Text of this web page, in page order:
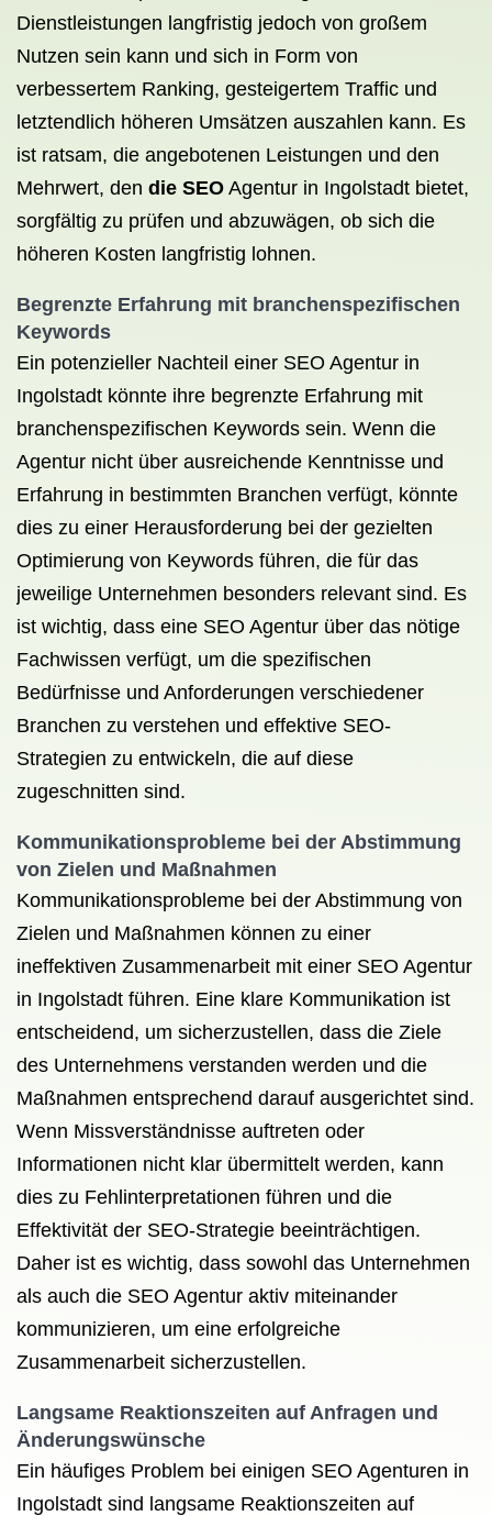
Dienstleistungen langfristig jedoch von großem
Nutzen sein kann und sich in Form von
verbessertem Ranking, gesteigertem Traffic und
letztendlich höheren Umsätzen auszahlen kann. Es
ist ratsam, die angebotenen Leistungen und den
Mehrwert, den die SEO Agentur in Ingolstadt bietet,
sorgfältig zu prüfen und abzuwägen, ob sich die
höheren Kosten langfristig lohnen.
Begrenzte Erfahrung mit branchenspezifischen
Keywords
Ein potenzieller Nachteil einer SEO Agentur in
Ingolstadt könnte ihre begrenzte Erfahrung mit
branchenspezifischen Keywords sein. Wenn die
Agentur nicht über ausreichende Kenntnisse und
Erfahrung in bestimmten Branchen verfügt, könnte
dies zu einer Herausforderung bei der gezielten
Optimierung von Keywords führen, die für das
jeweilige Unternehmen besonders relevant sind. Es
ist wichtig, dass eine SEO Agentur über das nötige
Fachwissen verfügt, um die spezifischen
Bedürfnisse und Anforderungen verschiedener
Branchen zu verstehen und effektive SEO-
Strategien zu entwickeln, die auf diese
zugeschnitten sind.
Kommunikationsprobleme bei der Abstimmung
von Zielen und Maßnahmen
Kommunikationsprobleme bei der Abstimmung von
Zielen und Maßnahmen können zu einer
ineffektiven Zusammenarbeit mit einer SEO Agentur
in Ingolstadt führen. Eine klare Kommunikation ist
entscheidend, um sicherzustellen, dass die Ziele
des Unternehmens verstanden werden und die
Maßnahmen entsprechend darauf ausgerichtet sind.
Wenn Missverständnisse auftreten oder
Informationen nicht klar übermittelt werden, kann
dies zu Fehlinterpretationen führen und die
Effektivität der SEO-Strategie beeinträchtigen.
Daher ist es wichtig, dass sowohl das Unternehmen
als auch die SEO Agentur aktiv miteinander
kommunizieren, um eine erfolgreiche
Zusammenarbeit sicherzustellen.
Langsame Reaktionszeiten auf Anfragen und
Änderungswünsche
Ein häufiges Problem bei einigen SEO Agenturen in
Ingolstadt sind langsame Reaktionszeiten auf